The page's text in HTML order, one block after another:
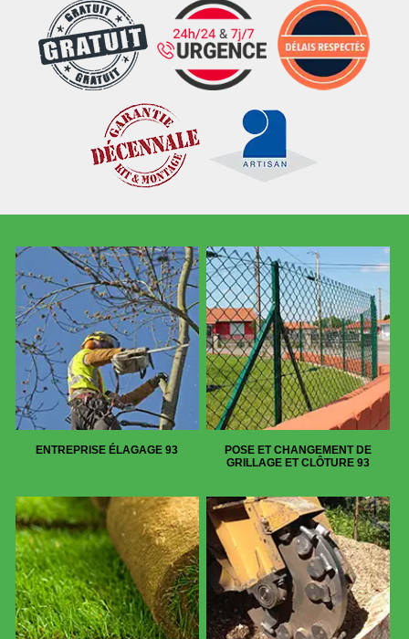
ENTREPRISE ÉLAGAGE 93
POSE ET CHANGEMENT DE
GRILLAGE ET CLÔTURE 93